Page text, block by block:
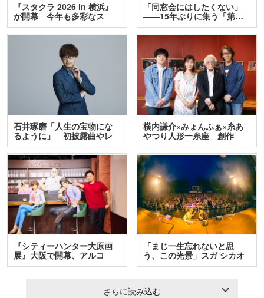
『スタクラ 2026 in 横浜』
が開幕 今年も多彩なス
テ…
「同窓会にはしたくない」
――15年ぶりに集う「第…
石井琢磨「人生の宝物にな
るように」 初披露曲やレ
ア…
横内謙介×みょんふぁ×糸あ
やつり人形一糸座 創作
人…
『シティーハンター大原画
展』大阪で開幕、アルコ
＆…
「まじ一生忘れないと思
う、この光景」スガ シカオ
と…
さらに読み込む